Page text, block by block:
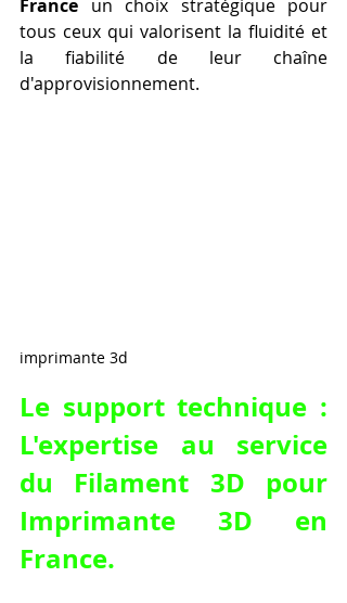
France un choix stratégique pour
tous ceux qui valorisent la fluidité et
la fiabilité de leur chaîne
d'approvisionnement.
imprimante 3d
Le support technique :
L'expertise au service
du Filament 3D pour
Imprimante 3D en
France.